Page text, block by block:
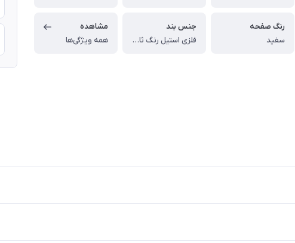
رنگ صفحه
سفید
جنس بند
فلزی استیل رنگ ثابت
مشاهده
همه ویژگی‌ها